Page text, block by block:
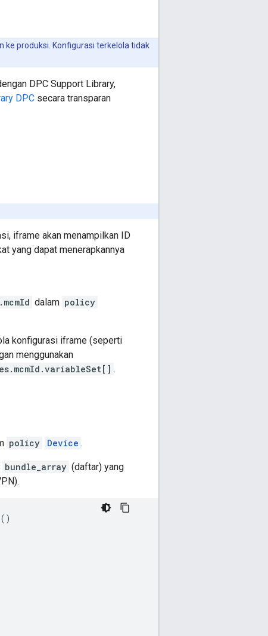
ke produksi. Konfigurasi terkelola tidak
DPC Support Library,
DPC secara transparan
iframe akan menampilkan ID
yang dapat menerapkannya
dalam policy
konfigurasi iframe (seperti
menggunakan
.
policy Device .
bundle_array (daftar) yang